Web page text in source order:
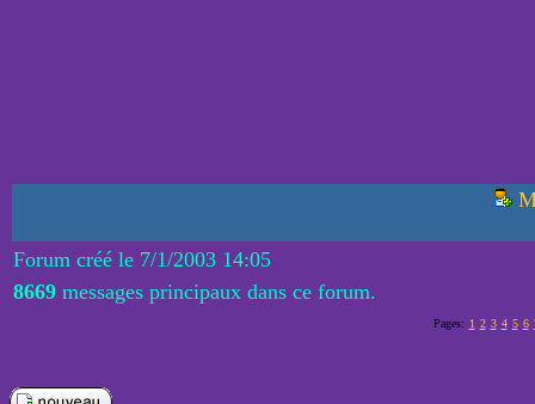
Forum créé le 7/1/2003 14:05
8669 messages principaux dans ce forum.
Pages: 1 2 3 4 5 6